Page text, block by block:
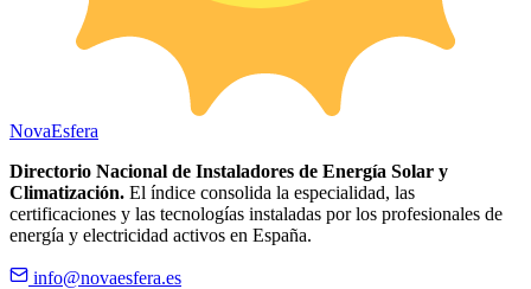
NovaEsfera
Directorio Nacional de Instaladores de Energía Solar y
Climatización. El índice consolida la especialidad, las
certificaciones y las tecnologías instaladas por los profesionales de
energía y electricidad activos en España.
info@novaesfera.es